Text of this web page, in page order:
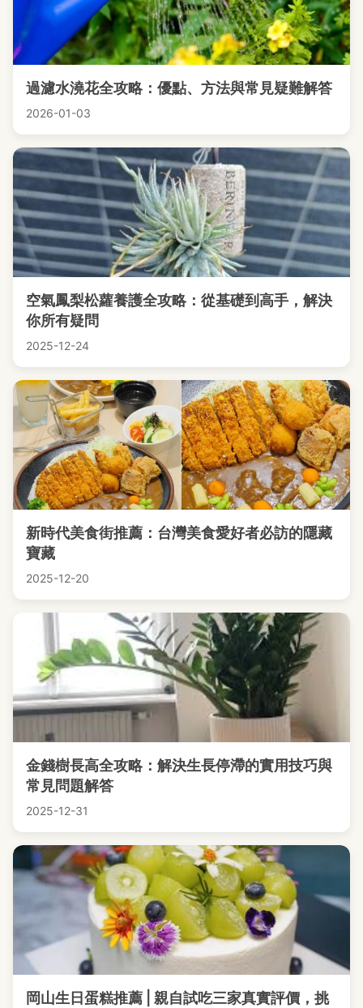
過濾水澆花全攻略：優點、方法與常見疑難解答
2026-01-03
空氣鳳梨松蘿養護全攻略：從基礎到高手，解決
你所有疑問
2025-12-24
新時代美食街推薦：台灣美食愛好者必訪的隱藏
寶藏
2025-12-20
金錢樹長高全攻略：解決生長停滯的實用技巧與
常見問題解答
2025-12-31
岡山生日蛋糕推薦 | 親自試吃三家真實評價，挑